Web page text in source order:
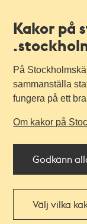
Kakor på
På
sammanställa
fungera på ett
Om kakor på
Godkänn
Välj vilka